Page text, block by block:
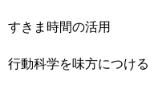
すきま時間の活用
行動科学を味方につける